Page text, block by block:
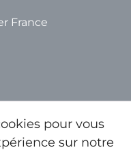
France
pour vous
sur notre